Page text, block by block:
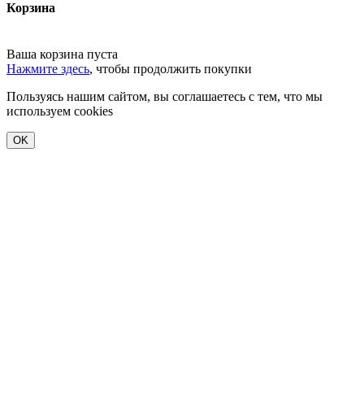
Корзина
Ваша корзина пуста
Нажмите здесь, чтобы продолжить покупки
Пользуясь нашим сайтом, вы соглашаетесь с тем, что мы
используем cookies
OK